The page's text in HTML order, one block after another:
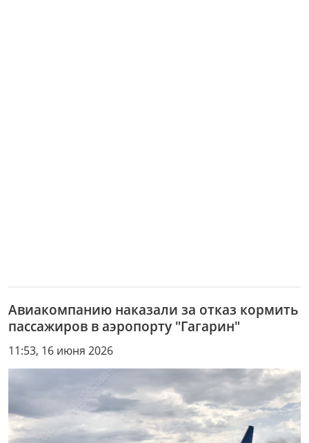
Авиакомпанию наказали за отказ кормить
пассажиров в аэропорту "Гагарин"
11:53, 16 июня 2026